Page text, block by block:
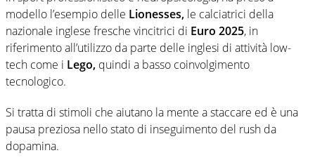
modello l’esempio delle Lionesses, le calciatrici della
nazionale inglese fresche vincitrici di Euro 2025, in
riferimento all’utilizzo da parte delle inglesi di attività low-
tech come i Lego, quindi a basso coinvolgimento
tecnologico.
Si tratta di stimoli che aiutano la mente a staccare ed è una
pausa preziosa nello stato di inseguimento del rush da
dopamina.